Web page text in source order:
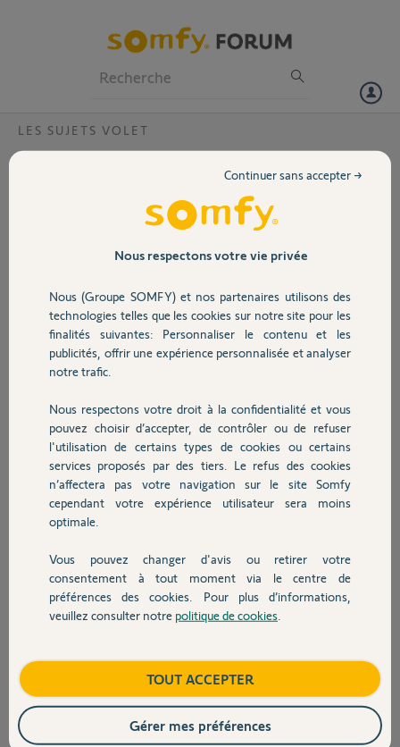
Volet
Sécurité
Domotique
Chauffage
Autres produits
Devis avec un pro
Contact
LES SUJETS VOLET
Moteur volet roulant hs par quoi le
J ai mon moteur rms1000 hs qui a fait son temps. Je dois le remplacer
mais par quel autre moteur ? Apparemment vous ne les faites plus. Ils
gérais tous mes volets avec une seule télécommande? Est ce que cela
serait tjs possible avec ce nouveau,modèle,il ?
Cordialement.
Merci,
Eric B.
il y a environ 2 ans
Participer au fil de discussion
Réponses
IO et RTS sont incompatibles.
https://boutique.somfy.fr/telecommande-situo-5-bi-radio-i...
Anonyme il y a environ 2 ans
Nous respectons votre vie privée
Nous (Groupe SOMFY) et nos partenaires utilisons des
technologies telles que les cookies sur notre site pour les
finalités suivantes: Personnaliser le contenu et les
publicités, offrir une expérience personnalisée et analyser
notre trafic.
Nous respectons votre droit à la confidentialité et vous
pouvez choisir d’accepter, de contrôler ou de refuser
l'utilisation de certains types de cookies ou certains
services proposés par des tiers. Le refus des cookies
n’affectera pas votre navigation sur le site Somfy
cependant votre expérience utilisateur sera moins
optimale.
Vous pouvez changer d'avis ou retirer votre
consentement à tout moment via le centre de
préférences des cookies. Pour plus d’informations,
veuillez consulter notre politique de cookies
Continuer sans accepter →
TOUT ACCEPTER
Gérer mes préférences